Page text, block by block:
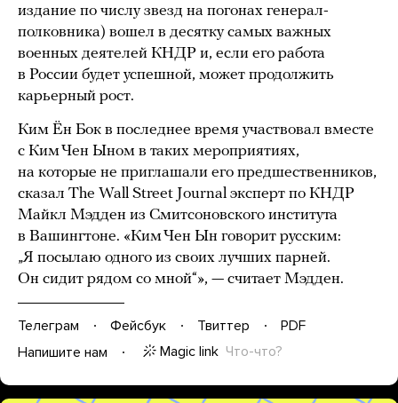
издание по числу звезд на погонах генерал-
полковника) вошел в десятку самых важных
военных деятелей КНДР и, если его работа
в России будет успешной, может продолжить
карьерный рост.
Ким Ён Бок в последнее время участвовал вместе
с Ким Чен Ыном в таких мероприятиях,
на которые не приглашали его предшественников,
сказал The Wall Street Journal эксперт по КНДР
Майкл Мэдден из Смитсоновского института
в Вашингтоне. «Ким Чен Ын говорит русским:
„Я посылаю одного из своих лучших парней.
Он сидит рядом со мной“», — считает Мэдден.
Телеграм Фейсбук Твиттер
PDF
Напишите нам
Magic link Что-что?